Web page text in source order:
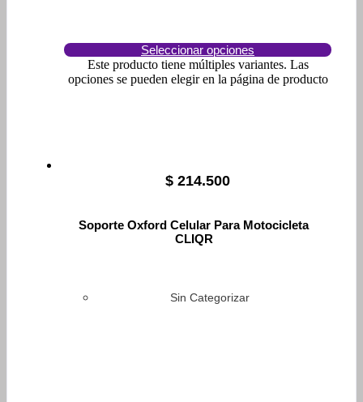
Seleccionar opciones
Este producto tiene múltiples variantes. Las
opciones se pueden elegir en la página de producto
$ 214.500
Soporte Oxford Celular Para Motocicleta
CLIQR
Sin Categorizar